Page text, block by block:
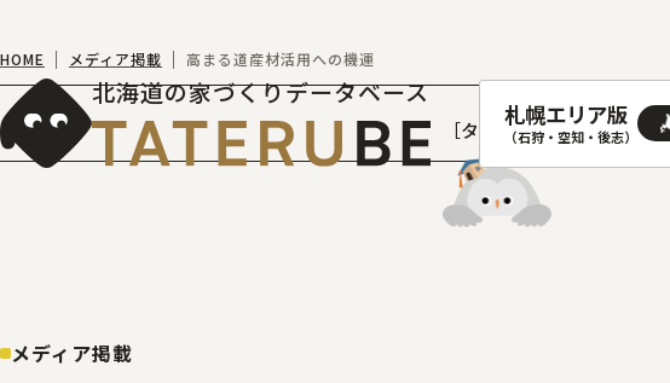
北海道の家づくりデータベース
［タテルベ］
札幌エリア版
（石狩・空知・後志）
AREA
HOME メディア掲載 高まる道産材活用への機運
メディア掲載